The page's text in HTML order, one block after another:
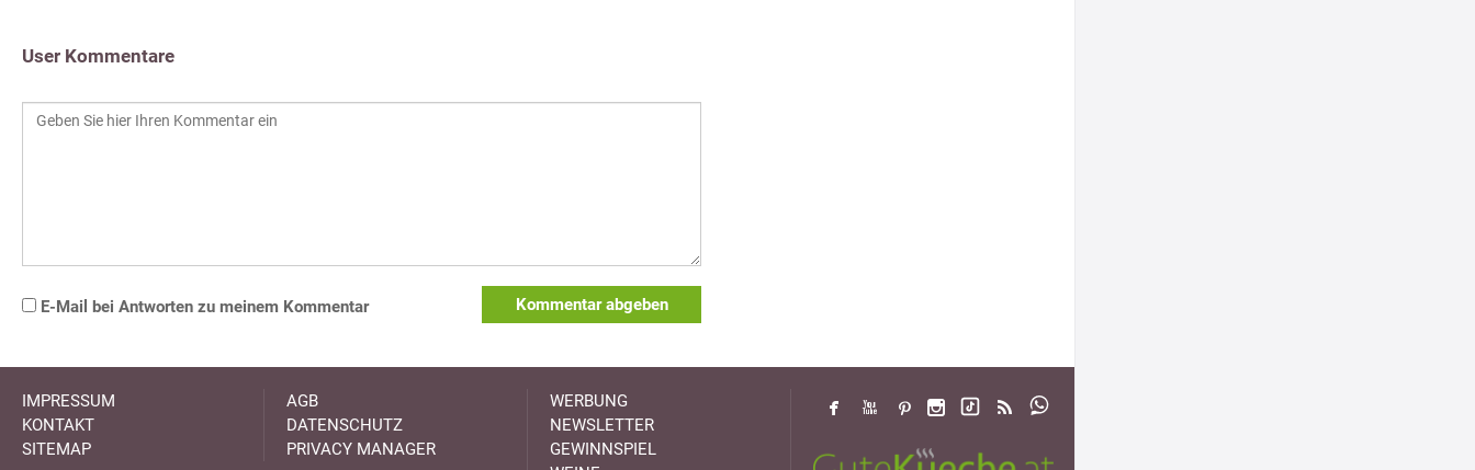
User Kommentare
E-Mail bei Antworten zu meinem Kommentar Kommentar abgeben
IMPRESSUM
KONTAKT
SITEMAP
AGB
DATENSCHUTZ
PRIVACY MANAGER
WERBUNG
NEWSLETTER
GEWINNSPIEL